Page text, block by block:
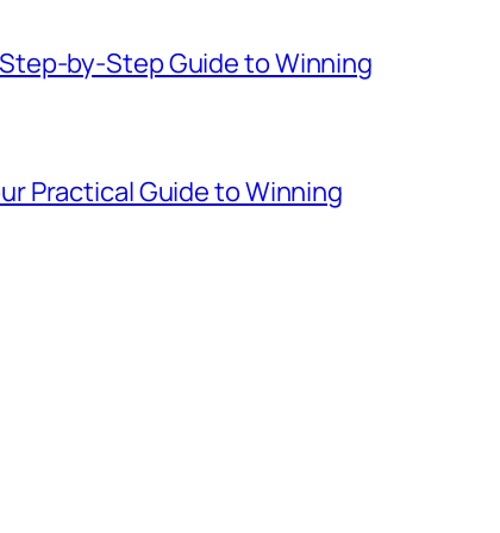
by-Step Guide to Winning
Practical Guide to Winning